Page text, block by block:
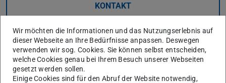
KONTAKT
Fehler beim Laden der Daten
Beim Laden der Publikationsdaten von
TUbiblioist ein
Fehler aufgetreten. Bitte versuchen Sie es zu einem
späteren Zeitpunkt erneut.
Wir möchten die Informationen und das Nutzungserlebnis auf
dieser Webseite an Ihre Bedürfnisse anpassen. Deswegen
verwenden wir sog. Cookies. Sie können selbst entscheiden,
welche Cookies genau bei Ihrem Besuch unserer Webseiten
gesetzt werden sollen.
Einige Cookies sind für den Abruf der Website notwendig,